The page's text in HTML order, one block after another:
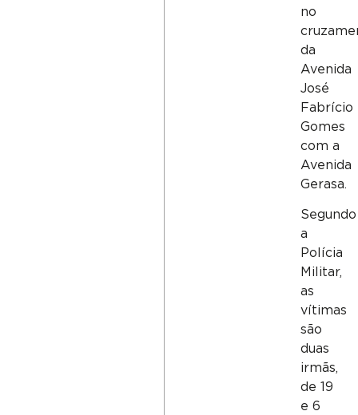
no
da
Avenida
José
Fabrício
Gomes
com a
Avenida
Gerasa.
Segundo
a
Polícia
Militar,
as
vítimas
são
duas
irmãs,
de 19
e 6